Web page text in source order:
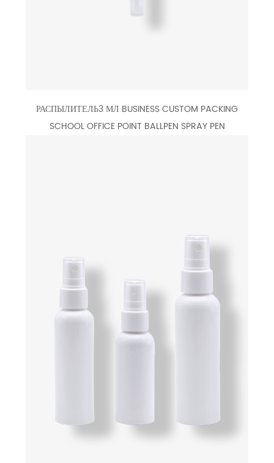
РАСПЫЛИТЕЛЬ3 МЛ BUSINESS CUSTOM PACKING
SCHOOL OFFICE POINT BALLPEN SPRAY PEN